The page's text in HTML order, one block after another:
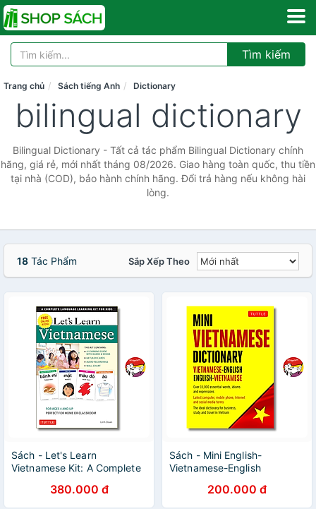
Tìm kiếm
Trang chủ Sách tiếng Anh Dictionary
bilingual dictionary
Bilingual Dictionary - Tất cả tác phẩm Bilingual Dictionary chính
hãng, giá rẻ, mới nhất tháng 08/2026. Giao hàng toàn quốc, thu tiền
tại nhà (COD), bảo hành chính hãng. Đổi trả hàng nếu không hài
lòng.
18 Tác Phẩm Sắp Xếp Theo
Sách - Let's Learn
Vietnamese Kit: A Complete
Kids | Học Tiếng Việt
380.000 đ
Sách - Mini English-
Vietnamese-English
/ Việt Anh / Khổ nhỏ bỏ túi
200.000 đ